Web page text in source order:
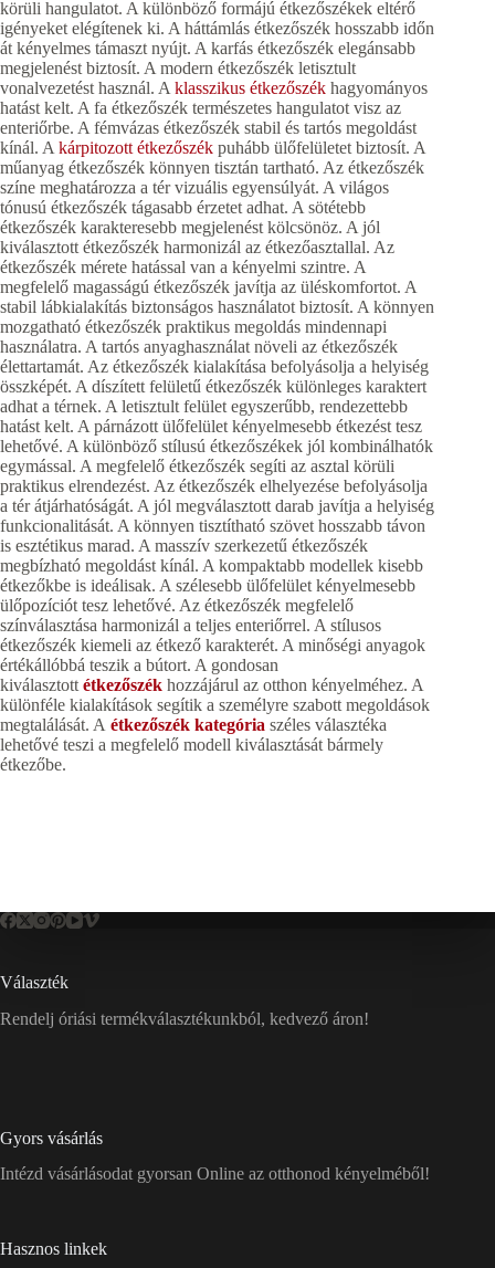
körüli hangulatot. A különböző formájú étkezőszékek eltérő
igényeket elégítenek ki. A háttámlás étkezőszék hosszabb időn
át kényelmes támaszt nyújt. A karfás étkezőszék elegánsabb
megjelenést biztosít. A modern étkezőszék letisztult
vonalvezetést használ. A klasszikus étkezőszék hagyományos
hatást kelt. A fa étkezőszék természetes hangulatot visz az
enteriőrbe. A fémvázas étkezőszék stabil és tartós megoldást
kínál. A kárpitozott étkezőszék puhább ülőfelületet biztosít. A
műanyag étkezőszék könnyen tisztán tartható. Az étkezőszék
színe meghatározza a tér vizuális egyensúlyát. A világos
tónusú étkezőszék tágasabb érzetet adhat. A sötétebb
étkezőszék karakteresebb megjelenést kölcsönöz. A jól
kiválasztott étkezőszék harmonizál az étkezőasztallal. Az
étkezőszék mérete hatással van a kényelmi szintre. A
megfelelő magasságú étkezőszék javítja az üléskomfortot. A
stabil lábkialakítás biztonságos használatot biztosít. A könnyen
mozgatható étkezőszék praktikus megoldás mindennapi
használatra. A tartós anyaghasználat növeli az étkezőszék
élettartamát. Az étkezőszék kialakítása befolyásolja a helyiség
összképét. A díszített felületű étkezőszék különleges karaktert
adhat a térnek. A letisztult felület egyszerűbb, rendezettebb
hatást kelt. A párnázott ülőfelület kényelmesebb étkezést tesz
lehetővé. A különböző stílusú étkezőszékek jól kombinálhatók
egymással. A megfelelő étkezőszék segíti az asztal körüli
praktikus elrendezést. Az étkezőszék elhelyezése befolyásolja
a tér átjárhatóságát. A jól megválasztott darab javítja a helyiség
funkcionalitását. A könnyen tisztítható szövet hosszabb távon
is esztétikus marad. A masszív szerkezetű étkezőszék
megbízható megoldást kínál. A kompaktabb modellek kisebb
étkezőkbe is ideálisak. A szélesebb ülőfelület kényelmesebb
ülőpozíciót tesz lehetővé. Az étkezőszék megfelelő
színválasztása harmonizál a teljes enteriőrrel. A stílusos
étkezőszék kiemeli az étkező karakterét. A minőségi anyagok
értékállóbbá teszik a bútort. A gondosan
kiválasztott étkezőszék hozzájárul az otthon kényelméhez. A
különféle kialakítások segítik a személyre szabott megoldások
megtalálását. A étkezőszék kategória széles választéka
lehetővé teszi a megfelelő modell kiválasztását bármely
étkezőbe.
Választék
Rendelj óriási termékválasztékunkból, kedvező áron!
Gyors vásárlás
Intézd vásárlásodat gyorsan Online az otthonod kényelméből!
Hasznos linkek